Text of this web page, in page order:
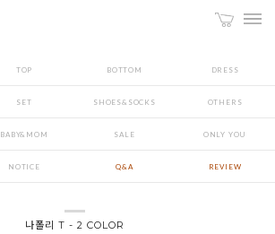
TOP BOTTOM DRESS
SET SHOES&SOCKS OTHERS
BABY&MOM SALE ONLY YOU
NOTICE Q&A REVIEW
나폴리 T - 2 COLOR